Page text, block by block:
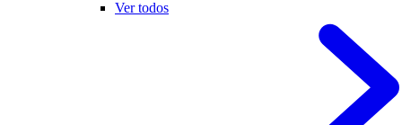
Ver todos